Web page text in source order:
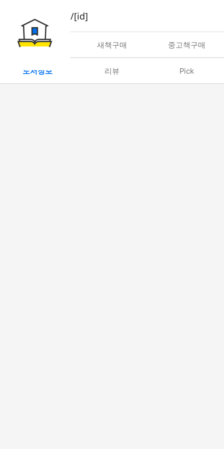
book/rent/[id]
대여 새책구매 중고책구매
도서정보 리뷰 Pick